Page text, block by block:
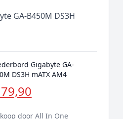
GA-B450M DS3H
Gigabyte GA-
DS3H mATX AM4
door All In One